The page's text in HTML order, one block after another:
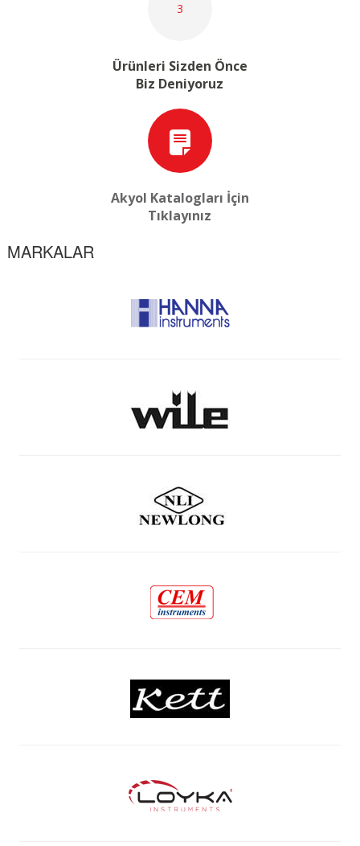
3
Ürünleri Sizden Önce
Biz Deniyoruz
Akyol Katalogları İçin
Tıklayınız
MARKALAR